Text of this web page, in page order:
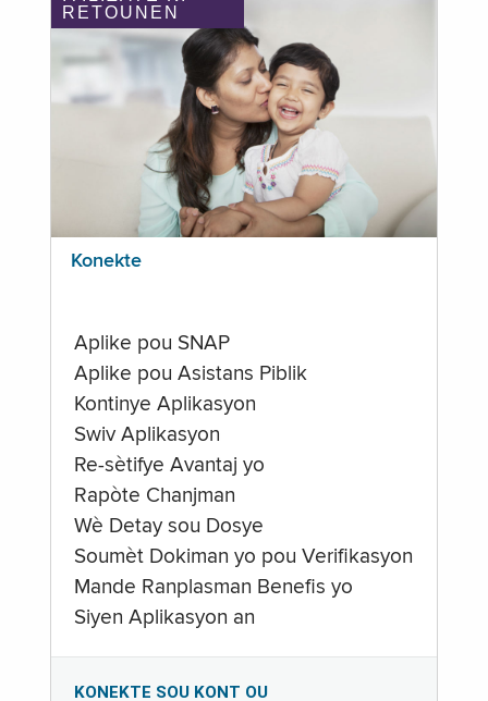
RETOUNEN
Konekte
Aplike pou SNAP
Aplike pou Asistans Piblik
Kontinye Aplikasyon
Swiv Aplikasyon
Re-sètifye Avantaj yo
Rapòte Chanjman
Wè Detay sou Dosye
Soumèt Dokiman yo pou Verifikasyon
Mande Ranplasman Benefis yo
Siyen Aplikasyon an
KONEKTE SOU KONT OU